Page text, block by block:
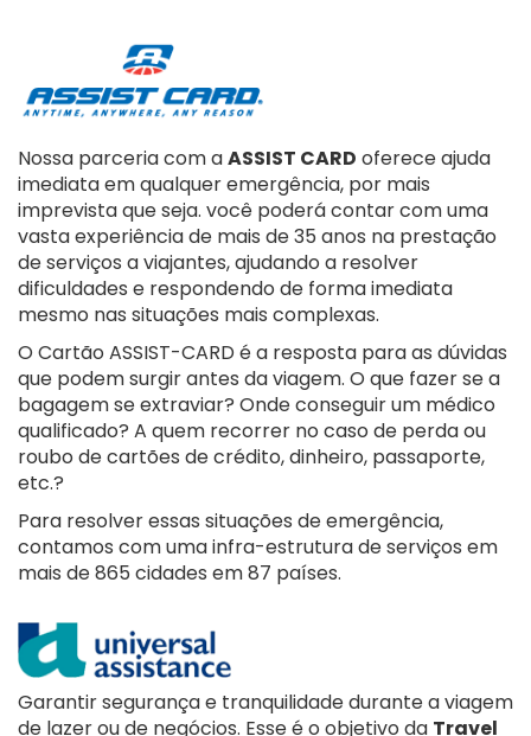
Nossa parceria com aASSIST CARD oferece ajuda
imediata em qualquer emergência, por mais
imprevista que seja. você poderá contar com uma
vasta experiência de mais de 35 anos na prestação
de serviços a viajantes, ajudando a resolver
dificuldades e respondendo de forma imediata
mesmo nas situações mais complexas.
O Cartão ASSIST-CARD é a resposta para as dúvidas
que podem surgir antes da viagem. O que fazer se a
bagagem se extraviar? Onde conseguir um médico
qualificado? A quem recorrer no caso de perda ou
roubo de cartões de crédito, dinheiro, passaporte,
etc.?
Para resolver essas situações de emergência,
contamos com uma infra-estrutura de serviços em
mais de 865 cidades em 87 países.
Garantir segurança e tranquilidade durante a viagem
de lazer ou de negócios. Esse é o objetivo da Travel